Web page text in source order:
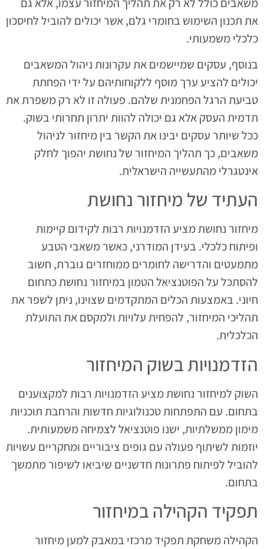
את תכנון השימוש בחומרי גלם, אשר יכולים להוביל לחיסכון
כלכלי משמעותי.
בנוסף, עסקים שמיישמים את עקרונות ניהול המשאבים
יכולים להציע ערך מוסף ללקוחותיהם על ידי הפחתת
טביעת הרגל הפחמנית שלהם. פעולה זו לא רק משפרת את
תדמית העסק אלא גם יכולה להוות יתרון תחרותי בשוק.
ככל שיותר עסקים יבינו את הקשר בין מיחזור לניהול
משאבים, כך תהליך המיחזור של נחושת יהפוך לחלק
אינטגרלי מהתעשייה הישראלית.
העתיד של מיחזור נחושת
מיחזור נחושת מציע הזדמנויות רבות לקידום קיימות
ופיתוח כלכלי. בעידן המודרני, כאשר משאבי הטבע
מתמעטים והדרישה לחומרים ממוחזרים גוברת, חשוב
להסתכל על הפוטנציאל הטמון במיחזור נחושת כתחום
חיוני. באמצעות הכלים המתקדמים שצוינו, ניתן לשפר את
תהליכי המיחזור, להפחית עלויות ולמקסם את התועלת
הכלכלית.
הזדמנויות בשוק המיחזור
השוק למיחזור נחושת מציע הזדמנויות רבות למקצוענים
בתחום. עם התפתחות טכנולוגיות חדשות והרחבת תוכניות
מימון ממשלתיות, ישנו פוטנציאל לצמיחה משמעותית.
יוזמות לשיתוף פעולה עם גופים ציבוריים ומחקריים עשויות
להוביל לפיתוח פתרונות חדשניים שיביאו לשיפור מתמשך
בתחום.
תפקיד הקהילה במיחזור
הקהילה משחקת תפקיד מרכזי במאבק למען מיחזור